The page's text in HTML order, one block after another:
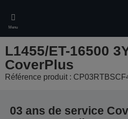
main
content
Menu
L1455/ET-16500
CoverPlus
Référence produit :
03 ans de service